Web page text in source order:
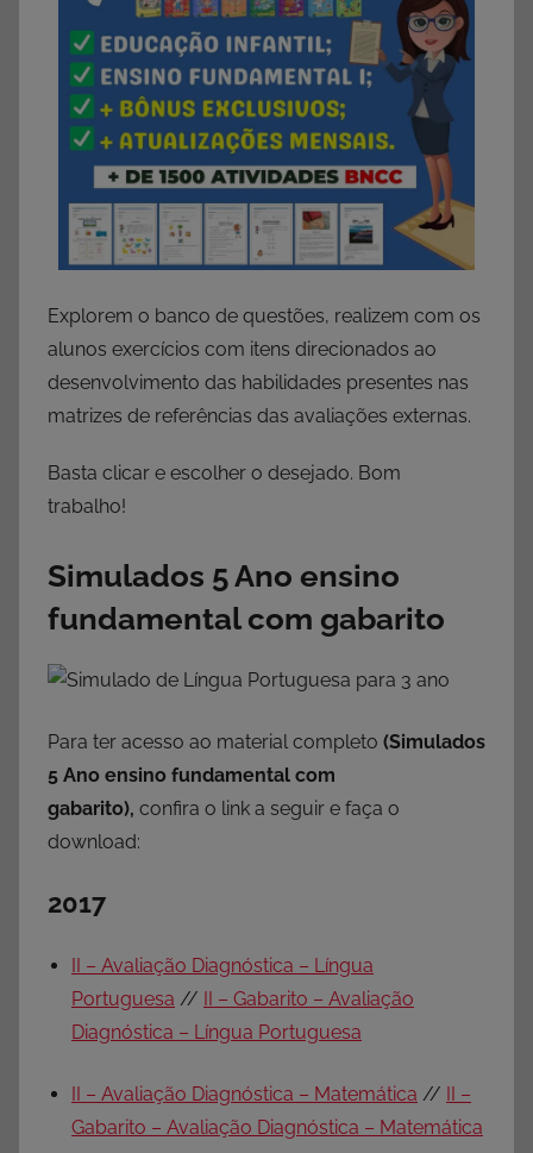
Explorem o banco de questões, realizem com os
alunos exercícios com itens direcionados ao
desenvolvimento das habilidades presentes nas
matrizes de referências das avaliações externas.
Basta clicar e escolher o desejado. Bom
trabalho!
Simulados 5 Ano ensino
fundamental com gabarito
Para ter acesso ao material completo (Simulados
5 Ano ensino fundamental com
gabarito), confira o link a seguir e faça o
download:
2017
II – Avaliação Diagnóstica – Língua
Portuguesa // II – Gabarito – Avaliação
Diagnóstica – Língua Portuguesa
II – Avaliação Diagnóstica – Matemática // II –
Gabarito – Avaliação Diagnóstica – Matemática